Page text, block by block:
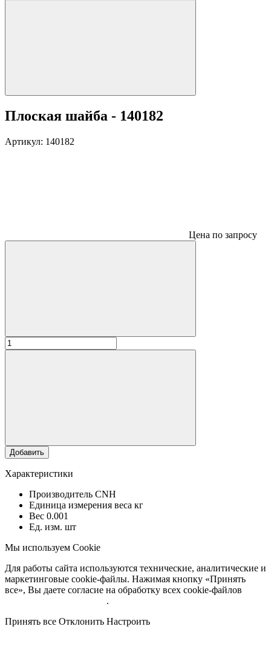
Плоская шайба - 140182
Артикул: 140182
Цена по запросу
Добавить
Характеристики
Производитель CNH
Единица измерения веса кг
Вес 0.001
Ед. изм. шт
Мы используем Cookie
Для работы сайта используются технические, аналитические и
маркетинговые cookie-файлы. Нажимая кнопку «Принять
все», Вы даете согласие на обработку всех cookie-файлов
.
Принять все Отклонить Настроить